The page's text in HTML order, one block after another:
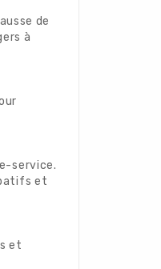
de
à
service.
et
et